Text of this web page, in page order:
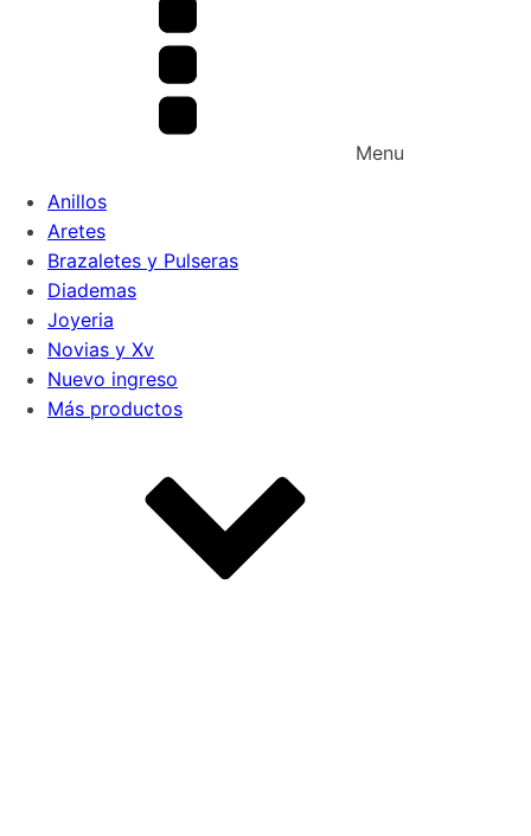
Menu
Anillos
Aretes
Brazaletes y Pulseras
Diademas
Joyeria
Novias y Xv
Nuevo ingreso
Más productos